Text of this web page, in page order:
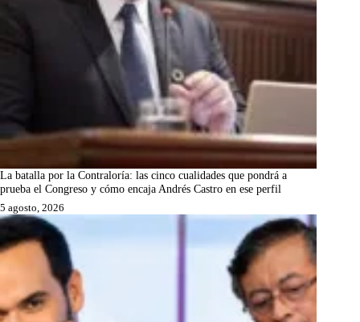
La batalla por la Contraloría: las cinco cualidades que pondrá a
prueba el Congreso y cómo encaja Andrés Castro en ese perfil
5 agosto, 2026